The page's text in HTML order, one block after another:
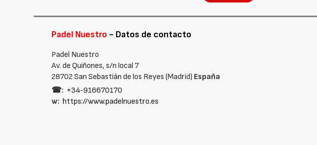
Padel Nuestro - Datos de contacto
Padel Nuestro
Av. de Quiñones, s/n local 7
28702 San Sebastián de los Reyes (Madrid) España
☎: +34‑916670170
w:https://www.padelnuestro.es